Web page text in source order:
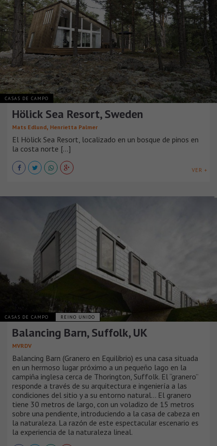
CASAS DE CAMPO
Hölick Sea Resort, Sweden
Mats Edlund, Henrietta Palmer
El Hölick Sea Resort, localizado en un bosque de pinos en
la costa norte [...]
VER +
CASAS DE CAMPO REINO UNIDO
Balancing Barn, Suffolk, UK
MVRDV
Balancing Barn (Granero en Equilibrio) es una casa situada
en un hermoso lugar próximo a un pequeño lago en la
campiña inglesa cerca de Thorington, Suffolk. El “granero”
responde a través de su arquitectura e ingeniería a las
condiciones del sitio y a su entorno natural... El granero
tiene 30 metros de largo, con un voladizo de 15 metros
sobre una pendiente, introduciendo a la casa de cabeza en
la naturaleza. La razón de este espectacular escenario es
la experiencia de la naturaleza lineal.